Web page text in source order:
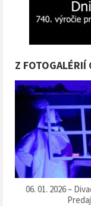
Z FOTOGALÉRIÍ
13. 12. 2025 –
klobásu